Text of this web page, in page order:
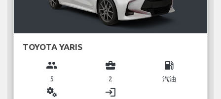
TOYOTA YARIS
group
5
business_center
2
local_gas_station
汽油
miscellaneous_services login